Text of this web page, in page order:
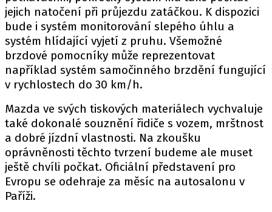
jejich natočení při průjezdu zatáčkou. K dispozici
bude i systém monitorování slepého úhlu a
systém hlídající vyjetí z pruhu. Všemožné
brzdové pomocníky může reprezentovat
například systém samočinného brzdění fungující
v rychlostech do 30 km/h.
Mazda ve svých tiskových materiálech vychvaluje
také dokonalé souznění řidiče s vozem, mrštnost
a dobré jízdní vlastnosti. Na zkoušku
oprávněnosti těchto tvrzení budeme ale muset
ještě chvíli počkat. Oficiální představení pro
Evropu se odehraje za měsíc na autosalonu v
Paříži.